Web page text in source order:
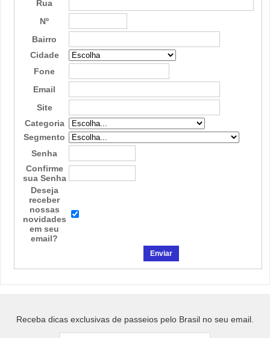
Rua
Nº
Bairro
Cidade
Fone
Email
Site
Categoria
Segmento
Senha
Confirme
sua Senha
Deseja
receber
nossas
novidades
em seu
email?
Receba dicas exclusivas de passeios pelo Brasil no seu email.